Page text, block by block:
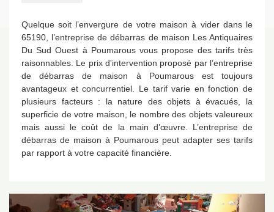
Quelque soit l’envergure de votre maison à vider dans le
65190, l’entreprise de débarras de maison Les Antiquaires
Du Sud Ouest à Poumarous vous propose des tarifs très
raisonnables. Le prix d'intervention proposé par l’entreprise
de débarras de maison à Poumarous est toujours
avantageux et concurrentiel. Le tarif varie en fonction de
plusieurs facteurs : la nature des objets à évacués, la
superficie de votre maison, le nombre des objets valeureux
mais aussi le coût de la main d’œuvre. L’entreprise de
débarras de maison à Poumarous peut adapter ses tarifs
par rapport à votre capacité financière.